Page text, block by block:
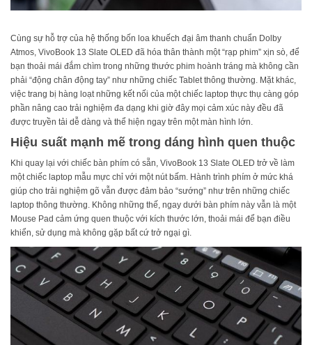
Cùng sự hỗ trợ của hệ thống bốn loa khuếch đại âm thanh chuẩn Dolby
Atmos, VivoBook 13 Slate OLED đã hóa thân thành một “rạp phim” xịn sò, để
bạn thoải mái đắm chìm trong những thước phim hoành tráng mà không cần
phải “động chân động tay” như những chiếc Tablet thông thường. Mặt khác,
việc trang bị hàng loạt những kết nối của một chiếc laptop thực thụ càng góp
phần nâng cao trải nghiệm đa dạng khi giờ đây mọi cảm xúc này đều đã
được truyền tải dễ dàng và thể hiện ngay trên một màn hình lớn.
Hiệu suất mạnh mẽ trong dáng hình quen thuộc
Khi quay lại với chiếc bàn phím có sẵn, VivoBook 13 Slate OLED trở về làm
một chiếc laptop mẫu mực chỉ với một nút bấm. Hành trình phím ở mức khá
giúp cho trải nghiệm gõ vẫn được đảm bảo “sướng” như trên những chiếc
laptop thông thường. Không những thế, ngay dưới bàn phím này vẫn là một
Mouse Pad cảm ứng quen thuộc với kích thước lớn, thoải mái để bạn điều
khiển, sử dụng mà không gặp bất cứ trở ngại gì.